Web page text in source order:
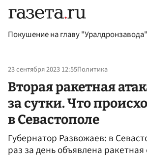
Покушение на главу "Уралдронзавода"
23 сентября 2023 12:55Политика
Вторая ракетная
за сутки. Что
в Севастополе
Губернатор Развожаев: в
раз за день объявлена ракетная